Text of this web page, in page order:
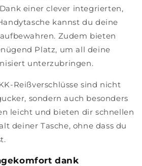
einer clever integrierten,
kannst du deine
Zudem bieten
Platz, um all deine
unterzubringen.
Reißverschlüsse sind nicht
sondern auch besonders
leicht und bieten dir schnellen
deiner Tasche, ohne dass du
dank